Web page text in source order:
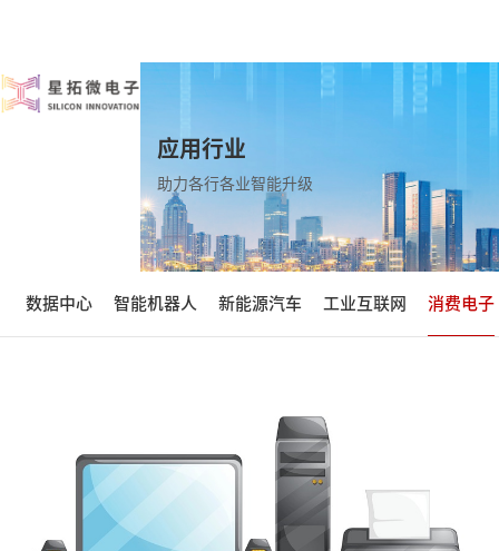
应用行业
助力各行各业智能升级
数据中心 智能机器人 新能源汽车 工业互联网 消费电子